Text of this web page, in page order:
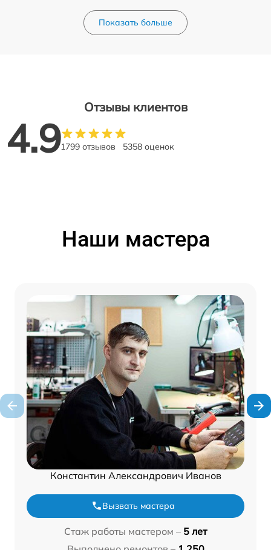
Показать больше
Отзывы клиентов
4.91799 отзывов 5358 оценок
Наши мастера
Константин Александрович Иванов
Вызвать мастера
Стаж работы мастером – 5 лет